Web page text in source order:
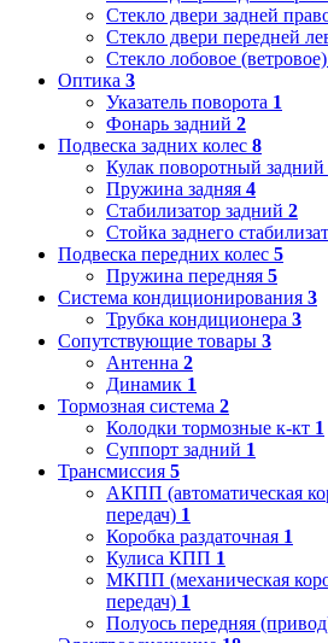
Стекло двери задней
Стекло двери передней
Стекло лобовое (ветровое)
Оптика 3
Указатель поворота 1
Фонарь задний 2
Подвеска задних колес 8
Кулак поворотный
Пружина задняя 4
Стабилизатор задний 2
Стойка заднего
Подвеска передних колес 5
Пружина передняя 5
Система кондиционирования 3
Трубка кондиционера 3
Сопутствующие товары 3
Антенна 2
Динамик 1
Тормозная система 2
Колодки тормозные к-кт 1
Суппорт задний 1
Трансмиссия 5
АКПП (автоматическая
передач) 1
Коробка раздаточная 1
Кулиса КПП 1
МКПП (механическая
передач) 1
Полуось передняя